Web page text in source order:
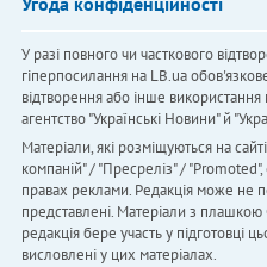
У разі повного чи часткового
гіперпосилання на LB.ua
відтворення або інше використання
агентство "Українськi Новини" й
Матеріали, які розміщуються на
компаній" / "Пресреліз" /
правах реклами. Редакція може не
представлені. Матеріали з
редакція бере участь у підготовці
висловлені у цих матеріалах.